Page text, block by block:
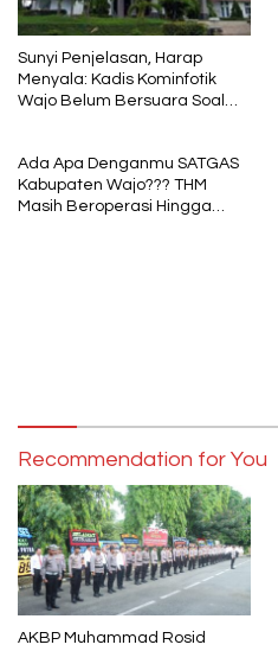
Sunyi Penjelasan, Harap
Menyala: Kadis Kominfotik
Wajo Belum Bersuara Soal
Ada Apa Denganmu SATGAS
Kabupaten Wajo??? THM
Masih Beroperasi Hingga
Recommendation for You
AKBP Muhammad Rosid